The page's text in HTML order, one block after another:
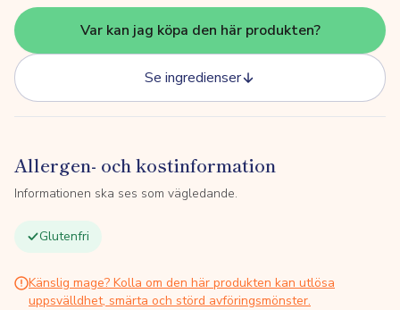
Var kan jag köpa den här produkten?
Se ingredienser
Allergen- och kostinformation
Informationen ska ses som vägledande.
Glutenfri
Känslig mage? Kolla om den här produkten kan utlösa
uppsvälldhet, smärta och störd avföringsmönster.